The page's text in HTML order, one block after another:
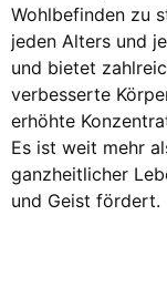
Wohlbefinden zu
jeden Alters und
und bietet
verbesserte
erhöhte
Es ist weit mehr
ganzheitlicher
und Geist fördert.